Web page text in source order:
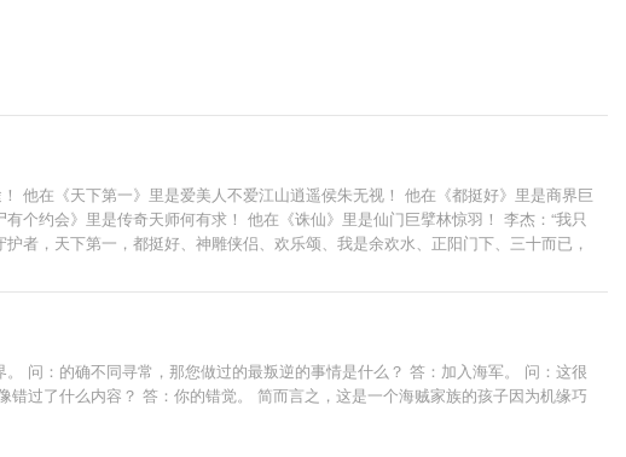
他在《天下第一》里是爱美人不爱江山逍遥侯朱无视！ 他在《都挺好》里是商界巨
个约会》里是传奇天师何有求！ 他在《诛仙》里是仙门巨擘林惊羽！ 李杰：“我只
者，天下第一，都挺好、神雕侠侣、欢乐颂、我是余欢水、正阳门下、三十而已，
问：的确不同寻常，那您做过的最叛逆的事情是什么？ 答：加入海军。 问：这很
过了什么内容？ 答：你的错觉。 简而言之，这是一个海贼家族的孩子因为机缘巧